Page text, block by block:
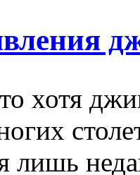
хотя
лишь